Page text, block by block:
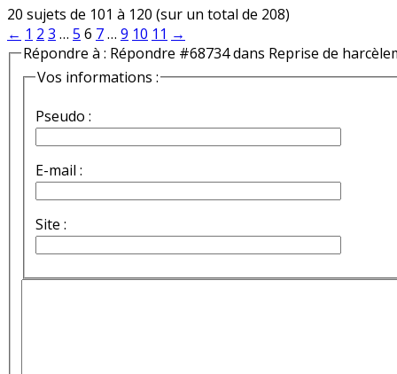
20 sujets de 101 à 120 (sur un total de 208)
← 1 2 3 … 5 6 7… 9 10 11 →
Répondre à : Répondre #68734 dans Reprise de
Vos informations :
Pseudo :
E-mail :
Site :